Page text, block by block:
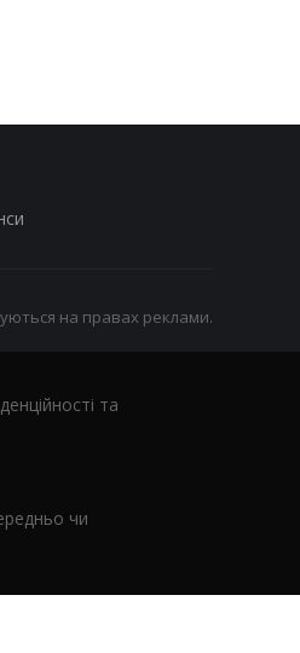
на правах реклами.
та
чи